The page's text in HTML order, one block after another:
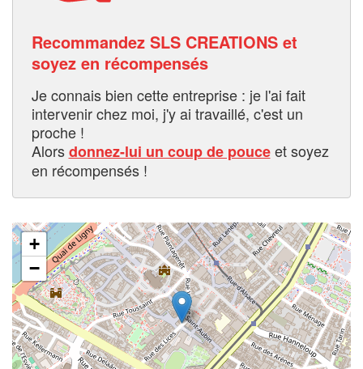
Recommandez SLS CREATIONS et
soyez en récompensés
Je connais bien cette entreprise : je l'ai fait
intervenir chez moi, j'y ai travaillé, c'est un
proche !
Alorsdonnez-lui un coup de pouceet soyez
en récompensés !
+
−